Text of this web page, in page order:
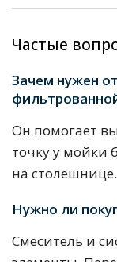
Частые
Зачем нужен
Он помогает
точку у мойки
на столешнице.
Нужно ли
Смеситель и